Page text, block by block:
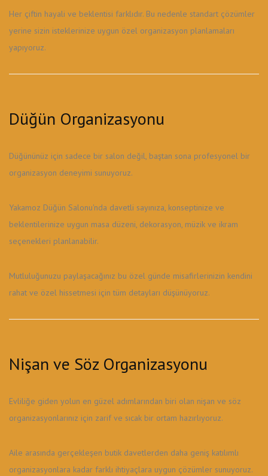
Her çiftin hayali ve beklentisi farklıdır. Bu nedenle standart çözümler
yerine sizin isteklerinize uygun özel organizasyon planlamaları
yapıyoruz.
Düğün Organizasyonu
Düğününüz için sadece bir salon değil, baştan sona profesyonel bir
organizasyon deneyimi sunuyoruz.
Yakamoz Düğün Salonu'nda davetli sayınıza, konseptinize ve
beklentilerinize uygun masa düzeni, dekorasyon, müzik ve ikram
seçenekleri planlanabilir.
Mutluluğunuzu paylaşacağınız bu özel günde misafirlerinizin kendini
rahat ve özel hissetmesi için tüm detayları düşünüyoruz.
Nişan ve Söz Organizasyonu
Evliliğe giden yolun en güzel adımlarından biri olan nişan ve söz
organizasyonlarınız için zarif ve sıcak bir ortam hazırlıyoruz.
Aile arasında gerçekleşen butik davetlerden daha geniş katılımlı
organizasyonlara kadar farklı ihtiyaçlara uygun çözümler sunuyoruz.